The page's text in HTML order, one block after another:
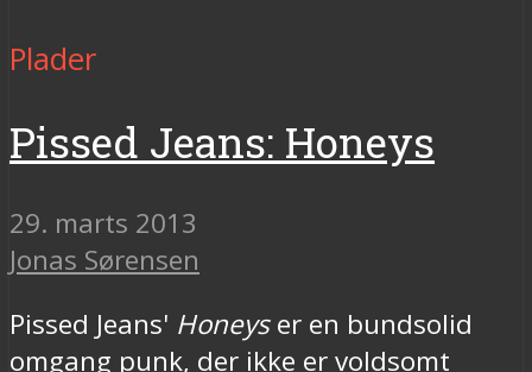
Plader
Pissed Jeans: Honeys
29. marts 2013
Jonas Sørensen
Pissed Jeans' Honeyser en bundsolid
omgang punk, der ikke er voldsomt